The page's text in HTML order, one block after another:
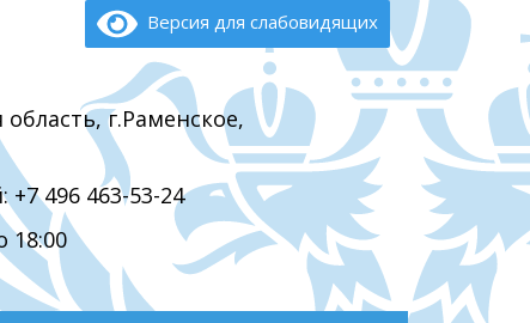
Версия для слабовидящих
г.Раменское,
496 463-53-24
18:00